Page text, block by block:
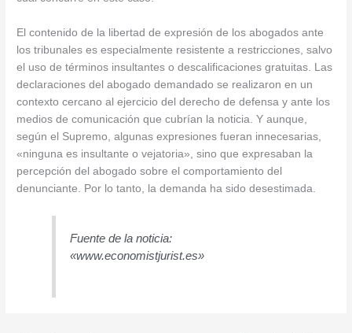
El contenido de la libertad de expresión de los abogados ante
los tribunales es especialmente resistente a restricciones, salvo
el uso de términos insultantes o descalificaciones gratuitas. Las
declaraciones del abogado demandado se realizaron en un
contexto cercano al ejercicio del derecho de defensa y ante los
medios de comunicación que cubrían la noticia. Y aunque,
según el Supremo, algunas expresiones fueran innecesarias,
«ninguna es insultante o vejatoria», sino que expresaban la
percepción del abogado sobre el comportamiento del
denunciante. Por lo tanto, la demanda ha sido desestimada.
Fuente de la noticia:
«www.economistjurist.es»